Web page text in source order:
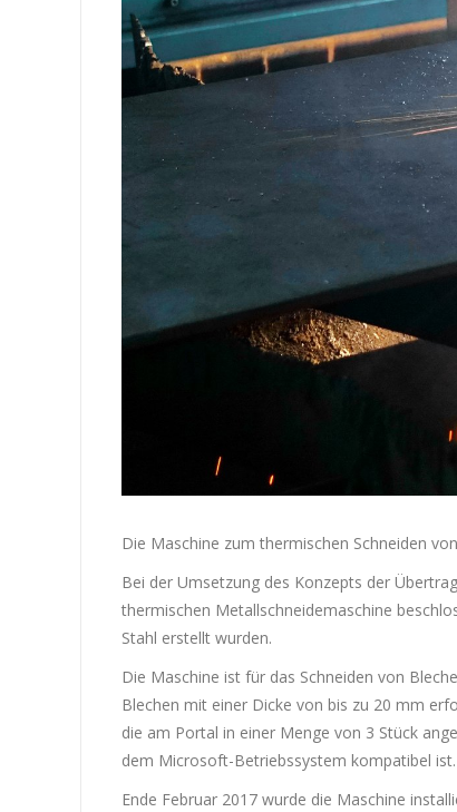
Die Maschine zum thermischen Schneiden
Bei der Umsetzung des Konzepts der
thermischen Metallschneidemaschine
Stahl erstellt wurden.
Die Maschine ist für das Schneiden von
Blechen mit einer Dicke von bis zu 20 mm
die am Portal in einer Menge von 3 Stück
dem Microsoft-Betriebssystem kompatibel ist.
Ende Februar 2017 wurde die Maschine